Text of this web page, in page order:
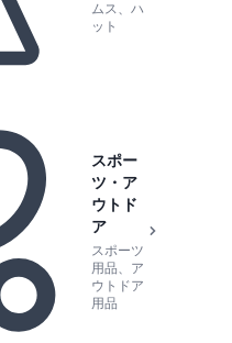
ムス、ハ
ット
スポー
ツ・ア
ウトド
ア
スポーツ
用品、ア
ウトドア
用品